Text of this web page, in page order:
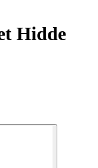
Hidde